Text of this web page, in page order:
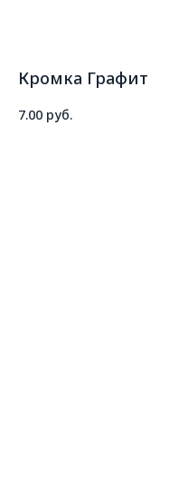
Кромка Графит
7.00 руб.